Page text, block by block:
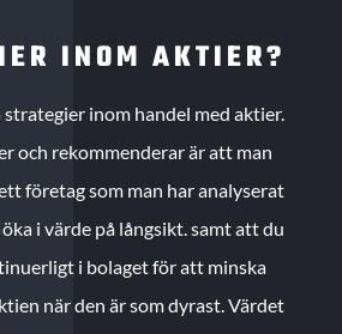
INOM AKTIER?
strategier inom handel med aktier.
och rekommenderar är att man
företag som man har analyserat
i värde på långsikt. samt att du
i bolaget för att minska
när den är som dyrast. Värdet